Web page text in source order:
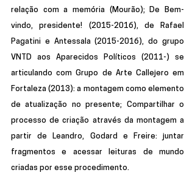
relação com a memória (Mourão); De Bem-
vindo, presidente! (2015-2016), de Rafael
Pagatini e Antessala (2015-2016), do grupo
VNTD aos Aparecidos Políticos (2011-) se
articulando com Grupo de Arte Callejero em
Fortaleza (2013): a montagem como elemento
de atualização no presente; Compartilhar o
processo de criação através da montagem a
partir de Leandro, Godard e Freire: juntar
fragmentos e acessar leituras de mundo
criadas por esse procedimento.